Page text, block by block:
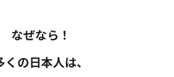
なぜなら！
くの日本人は、